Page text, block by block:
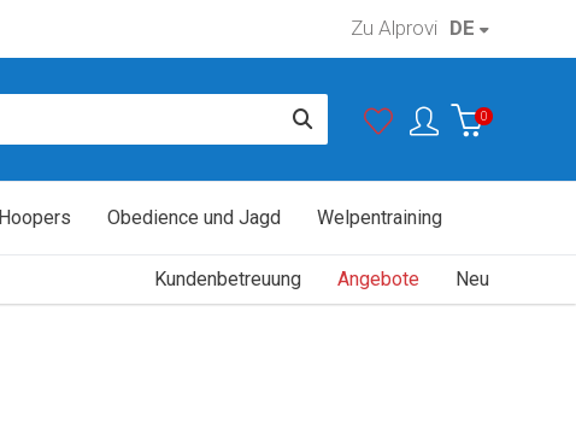
DE
Zu Alprovi
0
Hoopers Obedience und Jagd Welpentraining
Neu
Angebote
Kundenbetreuung